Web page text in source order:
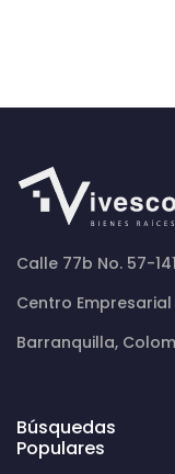
Calle 77b No. 57-
Centro Empresarial
Barranquilla,
Búsquedas
Populares